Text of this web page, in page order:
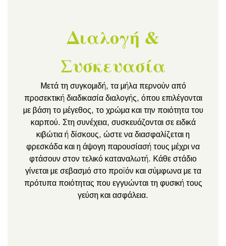
Διαλογή &
Συσκευασία
Μετά τη συγκομιδή, τα μήλα περνούν από
προσεκτική διαδικασία διαλογής, όπου επιλέγονται
με βάση το μέγεθος, το χρώμα και την ποιότητα του
καρπού. Στη συνέχεια, συσκευάζονται σε ειδικά
κιβώτια ή δίσκους, ώστε να διασφαλίζεται η
φρεσκάδα και η άψογη παρουσίασή τους μέχρι να
φτάσουν στον τελικό καταναλωτή. Κάθε στάδιο
γίνεται με σεβασμό στο προϊόν και σύμφωνα με τα
πρότυπα ποιότητας που εγγυώνται τη φυσική τους
γεύση και ασφάλεια.